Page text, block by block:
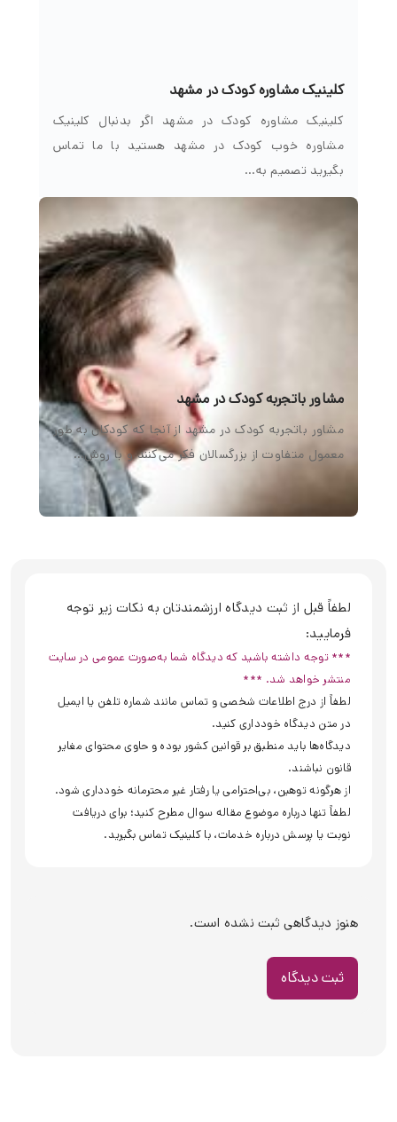
کلینیک مشاوره کودک در مشهد
کلینیک مشاوره کودک در مشهد اگر بدنبال کلینیک
مشاوره خوب کودک در مشهد هستید با ما تماس
بگیرید تصمیم به…
مشاور باتجربه کودک در مشهد
مشاور باتجربه کودک در مشهد از آنجا که کودکان به طور
معمول متفاوت از بزرگسالان فکر می‌کنند و با روش…
لطفاً قبل از ثبت دیدگاه ارزشمندتان به نکات زیر توجه
فرمایید:
*** توجه داشته باشید که دیدگاه شما به‌صورت عمومی در سایت
منتشر خواهد شد. ***
لطفاً از درج اطلاعات شخصی و تماس مانند شماره تلفن یا ایمیل
در متن دیدگاه خودداری کنید.
دیدگاه‌ها باید منطبق بر قوانین کشور بوده و حاوی محتوای مغایر
قانون نباشند.
از هرگونه توهین، بی‌احترامی یا رفتار غیر محترمانه خودداری شود.
لطفاً تنها درباره موضوع مقاله سوال مطرح کنید؛ برای دریافت
نوبت یا پرسش درباره خدمات، با کلینیک تماس بگیرید.
هنوز دیدگاهی ثبت نشده است.
ثبت دیدگاه